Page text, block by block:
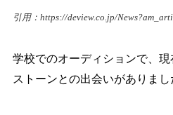
引用： https://deview.co.jp/
学校でのオーディションで、
ストーンとの出会いがありまし